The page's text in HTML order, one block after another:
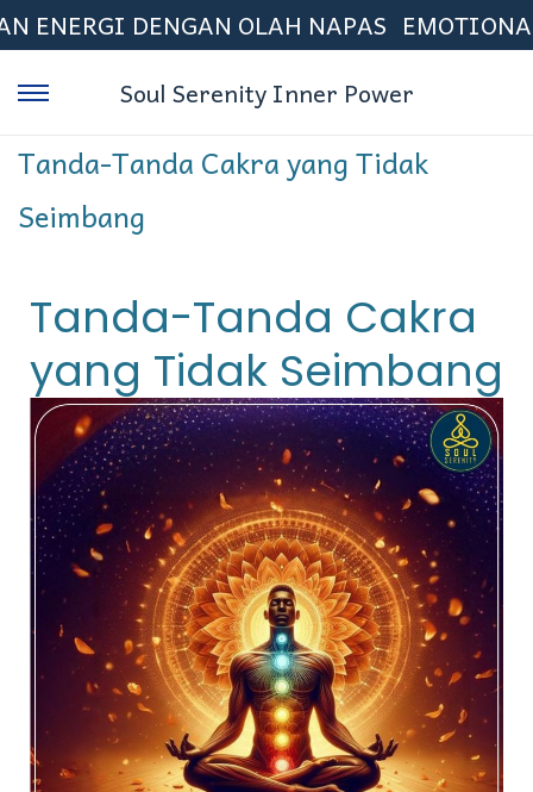
DENGAN OLAH NAPAS EMOTIONAL
Soul Serenity Inner Power
Tanda-Tanda Cakra yang Tidak
Seimbang
Tanda-Tanda Cakra
yang Tidak Seimbang